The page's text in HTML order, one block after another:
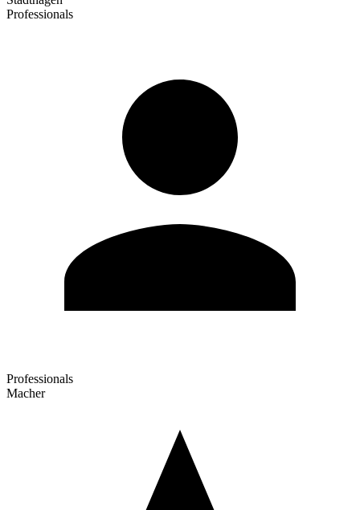
Professionals
Professionals
Macher